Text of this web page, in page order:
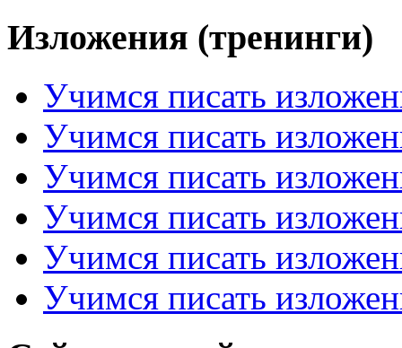
Изложения (тренинги)
Учимся писать
Учимся писать
Учимся писать
Учимся писать
Учимся писать
Учимся писать